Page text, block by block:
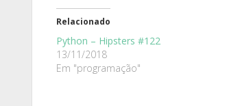
Relacionado
Python – Hipsters #122
13/11/2018
Em "programação"